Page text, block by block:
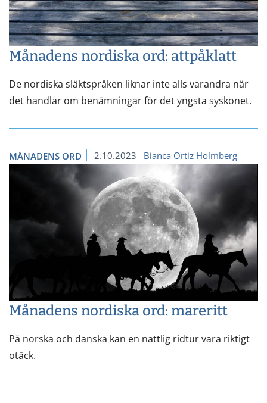
Månadens nordiska ord: attpåklatt
De nordiska släktspråken liknar inte alls varandra när
det handlar om benämningar för det yngsta syskonet.
MÅNADENS ORD 2.10.2023 Bianca Ortiz Holmberg
Månadens nordiska ord: mareritt
På norska och danska kan en nattlig ridtur vara riktigt
otäck.